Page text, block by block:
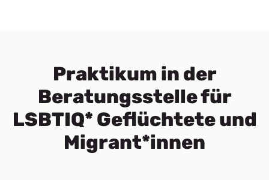
Praktikum in der
Beratungsstelle für
LSBTIQ* Geflüchtete und
Migrant*innen